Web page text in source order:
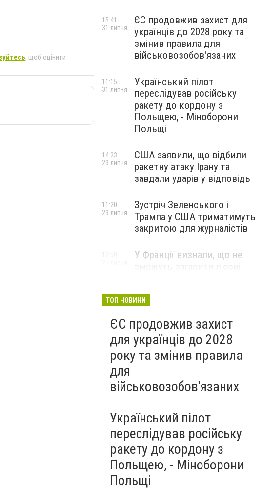
, щоб оцінити
ЄС продовжив захист для
українців до 2028 року та
змінив правила для
військовозобов'язаних
15:41
31 липня
Український пілот
переслідував російську
ракету до кордону з
Польщею, - Міноборони
Польщі
11:15
31 липня
США заявили, що відбили
ракетну атаку Ірану та
завдали ударів у відповідь
14:23
29 липня
Зустріч Зеленського і
Трампа у США триматимуть
закритою для журналістів
11:20
29 липня
У Франції визнали, що не
ТОП НОВИНИ
ЄС продовжив захист
для українців до 2028
року та змінив правила
для
військовозобов'язаних
Український пілот
переслідував російську
ракету до кордону з
Польщею, - Міноборони
Польщі